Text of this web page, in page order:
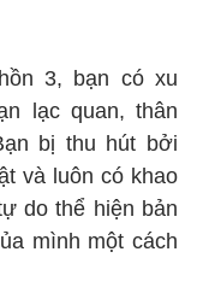
3, bạn có xu
lạc quan, thân
bị thu hút bởi
và luôn có khao
do thể hiện bản
mình một cách